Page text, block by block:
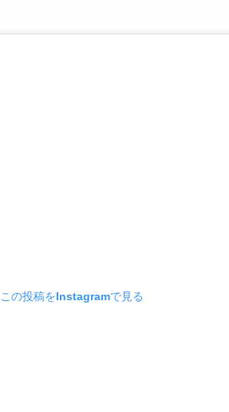
この投稿をInstagramで見る